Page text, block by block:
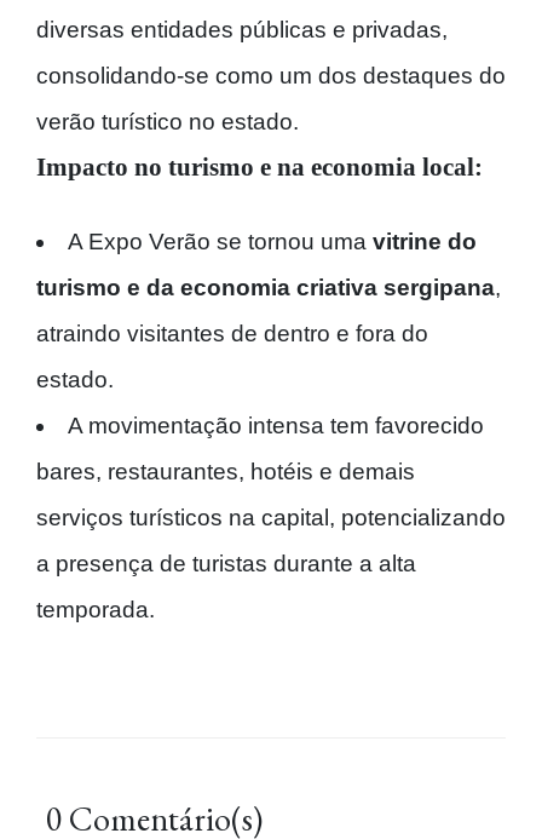
diversas entidades públicas e privadas,
consolidando-se como um dos destaques do
verão turístico no estado.
Impacto no turismo e na economia local:
A Expo Verão se tornou umavitrine do
turismo e da economia criativa sergipana,
atraindo visitantes de dentro e fora do
estado.
A movimentação intensa tem favorecido
bares, restaurantes, hotéis e demais
serviços turísticos na capital, potencializando
a presença de turistas durante a alta
temporada.
0 Comentário(s)